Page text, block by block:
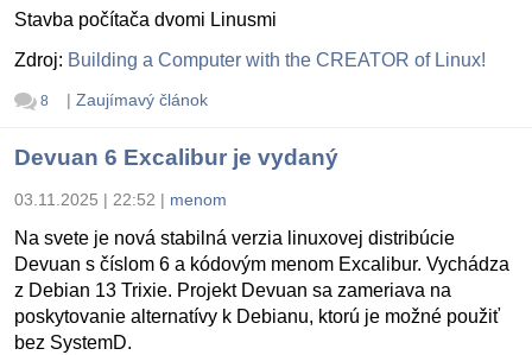
Stavba počítača dvomi Linusmi
Zdroj: Building a Computer with the CREATOR of Linux!
8 | Zaujímavý článok
Devuan 6 Excalibur je vydaný
03.11.2025 | 22:52 | menom
Na svete je nová stabilná verzia linuxovej distribúcie
Devuan s číslom 6 a kódovým menom Excalibur. Vychádza
z Debian 13 Trixie. Projekt Devuan sa zameriava na
poskytovanie alternatívy k Debianu, ktorú je možné použiť
bez SystemD.